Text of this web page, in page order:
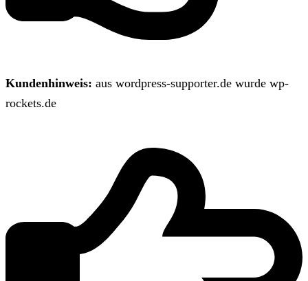
Kundenhinweis: aus wordpress-supporter.de wurde wp-
rockets.de